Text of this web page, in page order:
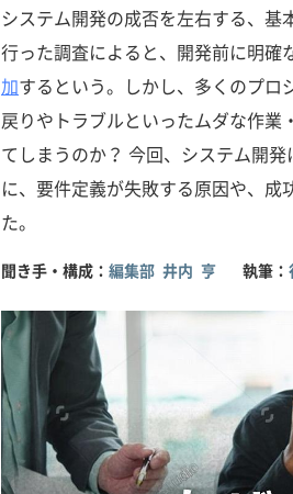
システム開発の成否を左右する、
行った調査によると、開発前に明確
加するという。しかし、多くのプロ
戻りやトラブルといったムダな作
てしまうのか？ 今回、システム開
に、要件定義が失敗する原因や、
た。
聞き手・構成： 編集部 井内 亨 執筆：